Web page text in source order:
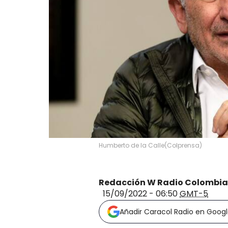
Humberto de la Calle(Colprensa)
Redacción W Radio Colombia
15/09/2022 - 06:50GMT-5
Añadir Caracol Radio en